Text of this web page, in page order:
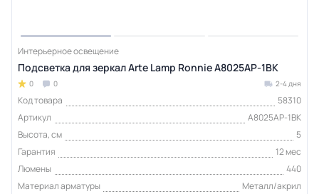
Интерьерное освещение
Подсветка для зеркал Arte Lamp Ronnie A8025AP-1BK
0 0 2-4 дня
Код товара
58310
Артикул
A8025AP-1BK
Высота, см
5
Гарантия
12 мес
Люмены
440
Материал арматуры
Металл/акрил